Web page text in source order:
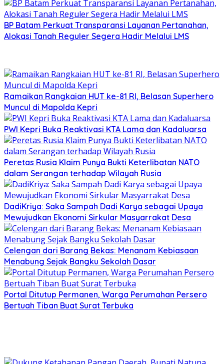
BP Batam Perkuat Transparansi Layanan Pertanahan,
Alokasi Tanah Reguler Segera Hadir Melalui LMS
Ramaikan Rangkaian HUT ke-81 RI, Belasan Superhero
Muncul di Mapolda Kepri
PWI Kepri Buka Reaktivasi KTA Lama dan Kadaluarsa
Peretas Rusia Klaim Punya Bukti Keterlibatan NATO
dalam Serangan terhadap Wilayah Rusia
DadiKriya: Saka Sampah Dadi Karya sebagai Upaya
Mewujudkan Ekonomi Sirkular Masyarrakat Desa
Celengan dari Barang Bekas: Menanam Kebiasaan
Menabung Sejak Bangku Sekolah Dasar
Portal Ditutup Permanen, Warga Perumahan Persero
Bertuah Tiban Buat Surat Terbuka